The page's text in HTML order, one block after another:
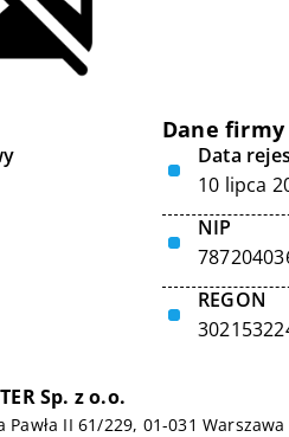
Dane firmy
Data
10 lipca
NIP
REGON
Sp. z o.o.
Pawła II 61/229, 01-031 Warszawa